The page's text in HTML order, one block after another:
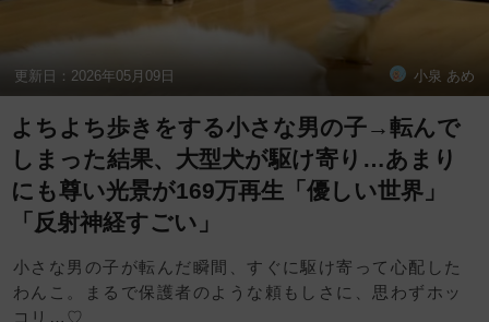
更新日： 2026年05月09日 小泉 あめ
よちよち歩きをする小さな男の子→転んで
しまった結果、大型犬が駆け寄り…あまり
にも尊い光景が169万再生「優しい世界」
「反射神経すごい」
小さな男の子が転んだ瞬間、すぐに駆け寄って心配した
わんこ。まるで保護者のような頼もしさに、思わずホッ
コリ…♡